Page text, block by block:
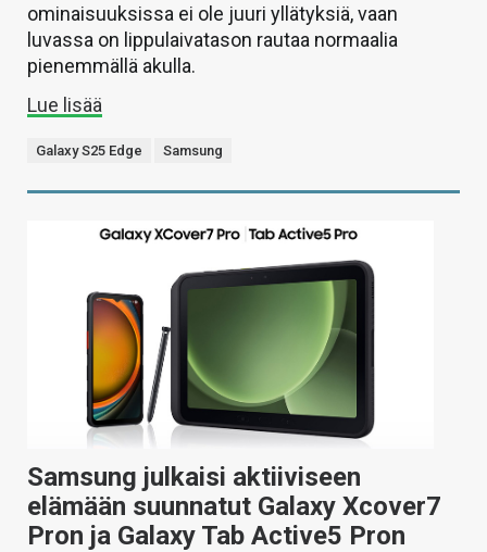
ominaisuuksissa ei ole juuri yllätyksiä, vaan
luvassa on lippulaivatason rautaa normaalia
pienemmällä akulla.
Lue lisää
Galaxy S25 Edge Samsung
Samsung julkaisi aktiiviseen
elämään suunnatut Galaxy Xcover7
Pron ja Galaxy Tab Active5 Pron